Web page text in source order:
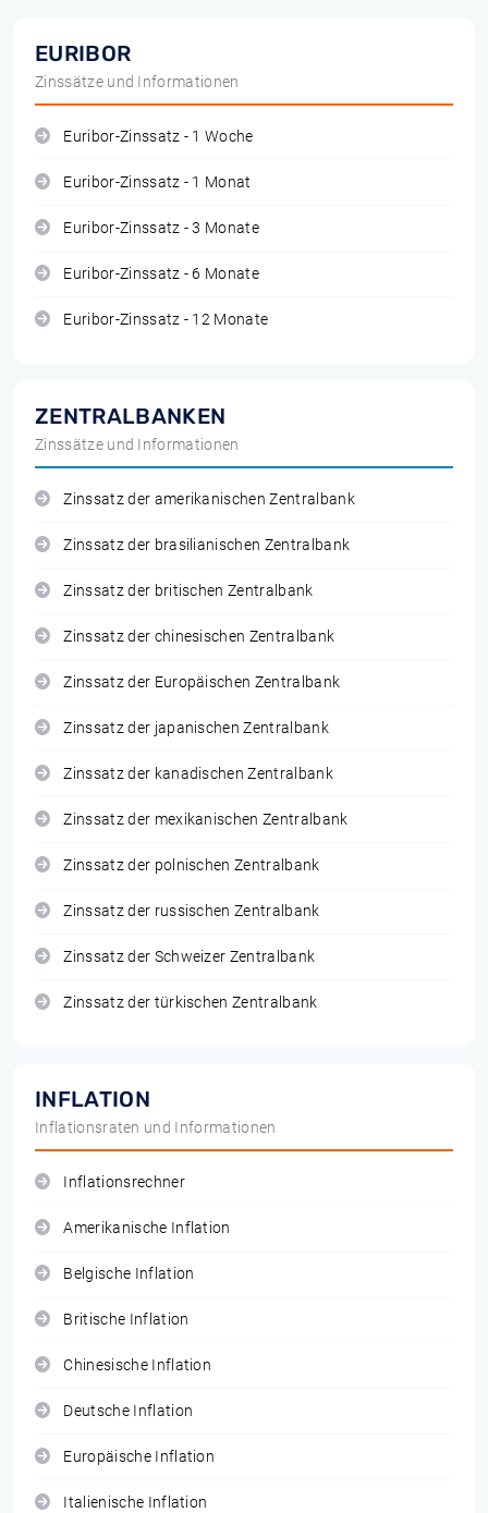
EURIBOR
Zinssätze und Informationen
Euribor-Zinssatz - 1 Woche
Euribor-Zinssatz - 1 Monat
Euribor-Zinssatz - 3 Monate
Euribor-Zinssatz - 6 Monate
Euribor-Zinssatz - 12 Monate
ZENTRALBANKEN
Zinssätze und Informationen
Zinssatz der amerikanischen Zentralbank
Zinssatz der brasilianischen Zentralbank
Zinssatz der britischen Zentralbank
Zinssatz der chinesischen Zentralbank
Zinssatz der Europäischen Zentralbank
Zinssatz der japanischen Zentralbank
Zinssatz der kanadischen Zentralbank
Zinssatz der mexikanischen Zentralbank
Zinssatz der polnischen Zentralbank
Zinssatz der russischen Zentralbank
Zinssatz der Schweizer Zentralbank
Zinssatz der türkischen Zentralbank
INFLATION
Inflationsraten und Informationen
Inflationsrechner
Amerikanische Inflation
Belgische Inflation
Britische Inflation
Chinesische Inflation
Deutsche Inflation
Europäische Inflation
Italienische Inflation